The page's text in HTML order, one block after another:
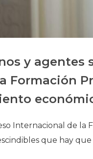
y agentes
Formación
Internacional de la
que hay